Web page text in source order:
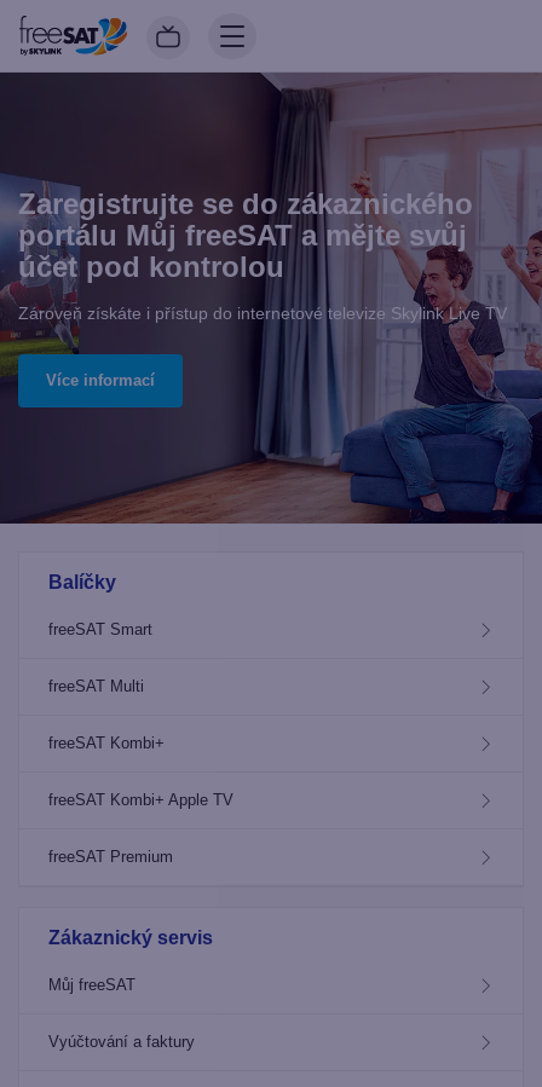
Zaregistrujte se do zákaznického
portálu Můj freeSAT a mějte svůj
účet pod kontrolou
Zároveň získáte i přístup do internetové televize Skylink Live TV
Více informací
Balíčky
freeSAT Smart
freeSAT Multi
freeSAT Kombi+
freeSAT Kombi+ Apple TV
freeSAT Premium
Zákaznický servis
Můj freeSAT
Vyúčtování a faktury